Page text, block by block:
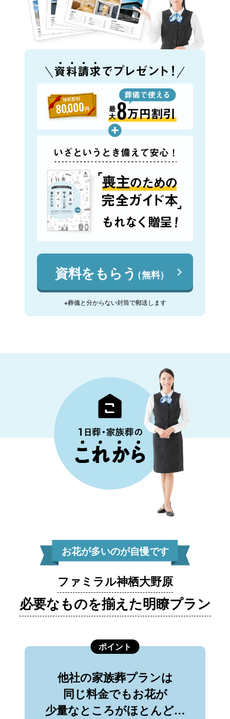
資料をもらう（無料）
※葬儀と分からない封筒で郵送します
お花が多いのが自慢です
ファミラル神栖大野原
必要なものを揃えた明瞭プラン
ポイント
他社の家族葬プランは
同じ料金でもお花が
少量なところがほとんど…